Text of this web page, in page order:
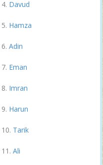
Davud
Hamza
Adin
Eman
Imran
Harun
Tarik
Ali